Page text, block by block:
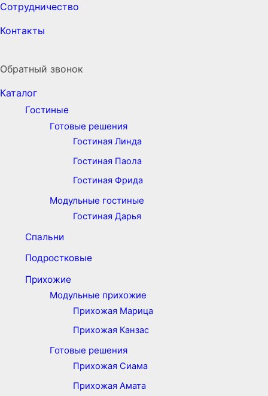
Сотрудничество
Контакты
Обратный звонок
Каталог
Гостиные
Готовые решения
Гостиная Линда
Гостиная Паола
Гостиная Фрида
Модульные гостиные
Гостиная Дарья
Спальни
Подростковые
Прихожие
Модульные прихожие
Прихожая Марица
Прихожая Канзас
Готовые решения
Прихожая Сиама
Прихожая Амата